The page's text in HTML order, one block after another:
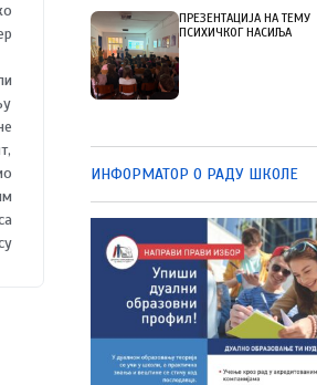
ПРЕЗЕНТАЦИЈА НА ТЕМУ
ПСИХИЧКОГ НАСИЉА
ИНФОРМАТОР О РАДУ ШКОЛЕ